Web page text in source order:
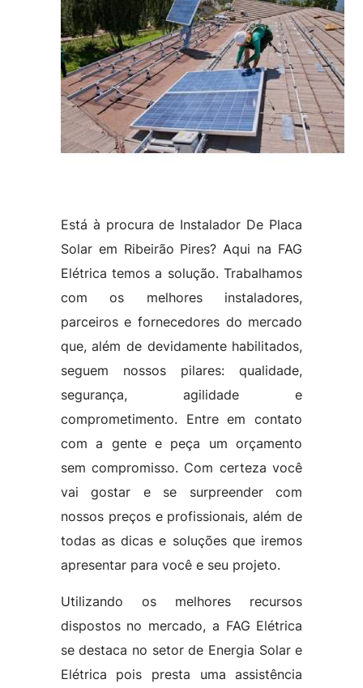
Está à procura de Instalador De Placa
Solar em Ribeirão Pires? Aqui na FAG
Elétrica temos a solução. Trabalhamos
com os melhores instaladores,
parceiros e fornecedores do mercado
que, além de devidamente habilitados,
seguem nossos pilares: qualidade,
segurança, agilidade e
comprometimento. Entre em contato
com a gente e peça um orçamento
sem compromisso. Com certeza você
vai gostar e se surpreender com
nossos preços e profissionais, além de
todas as dicas e soluções que iremos
apresentar para você e seu projeto.
Utilizando os melhores recursos
dispostos no mercado, a FAG Elétrica
se destaca no setor de Energia Solar e
Elétrica pois presta uma assistência